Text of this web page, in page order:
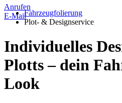
Anrufen
E-MailFahrzeugfolierung
Plot- & Designservice
Individuelles
Plotts– dein
Look